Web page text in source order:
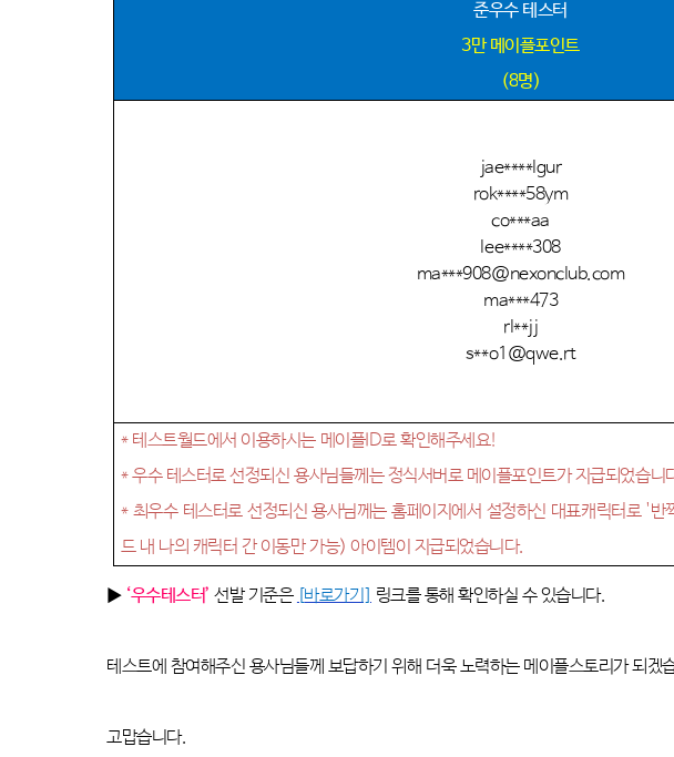
준우수 테스터
3만 메이플포인트
(8명)
jae****lgur
rok****58ym
co***aa
lee****308
ma***908@nexonclub.com
ma***473
rl**jj
s**o1@qwe.rt
* 테스트월드에서 이용하시는 메이플ID로 확인해주세요!
*우수 테스터로 선정되신 용사님들께는 정식서버로 메이플포인트가 지급되었습니
* 최우수 테스터로 선정되신 용사님께는 홈페이지에서 설정하신 대표캐릭터로'반
드 내 나의 캐릭터 간 이동만 가능)아이템이 지급되었습니다.
▶ ‘우수테스터’ 선발 기준은 [바로가기] 링크를 통해 확인하실 수 있습니다.
테스트에 참여해주신 용사님들께 보답하기 위해 더욱 노력하는 메이플스토리가 되겠
고맙습니다.